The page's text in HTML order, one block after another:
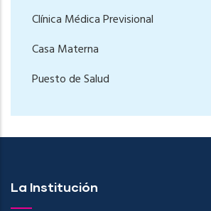
Clínica Médica Previsional
Casa Materna
Puesto de Salud
La Institución